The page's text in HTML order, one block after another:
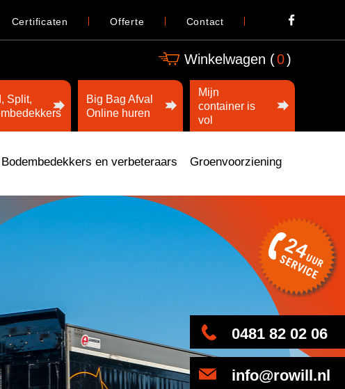
Certificaten Offerte Contact
Winkelwagen (0)
Split,
Big Bag Afval
Online huren
Mijn
container is
vol
Bodembedekkers en verbeteraars Groenvoorziening
0481 82 02 06
info@rowill.nl